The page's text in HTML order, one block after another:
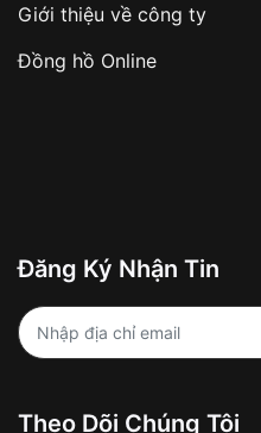
hàng
Số tiền còn lại
✔️ Đảm bảo xử lý
✔️ Hạn chế tình
Từ khóa SEO:
Khách hàng được
Giới thiệu về công ty
Đồng hồ Online
Đăng Ký Nhận Tin
Theo Dõi Chúng Tôi